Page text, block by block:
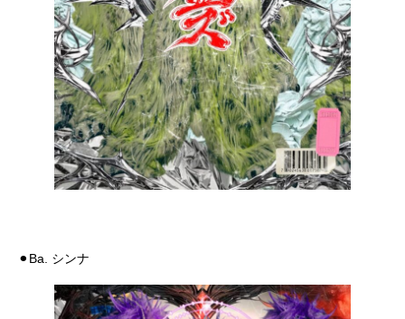
⚫︎Ba. シンナ